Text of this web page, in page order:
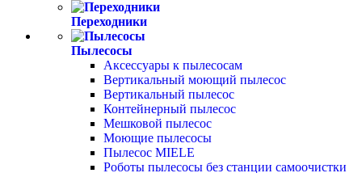
Переходники
Пылесосы
Аксессуары к пылесосам
Вертикальный моющий пылесос
Вертикальный пылесос
Контейнерный пылесос
Мешковой пылесос
Моющие пылесосы
Пылесос MIELE
Роботы пылесосы без станции самоочистки